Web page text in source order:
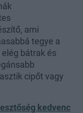
ami
tegye a
bátrak és
cipőt vagy
kedvenc